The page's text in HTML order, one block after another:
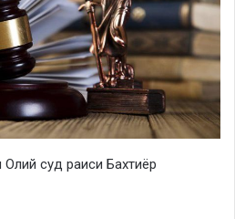
суд раиси Бахтиёр